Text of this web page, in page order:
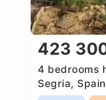
423
4 bedrooms
Segria, Spain